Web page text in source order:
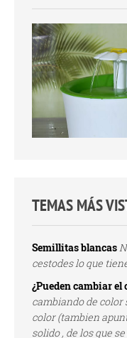
TEMAS MÁS
Semillitas blancas
cestodes lo que
¿Pueden cambiar el
cambiando de
color (tambien
solido , de los que